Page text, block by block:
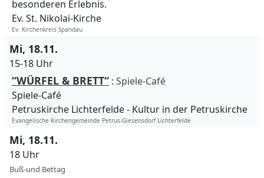
besonderen Erlebnis.
Ev. St. Nikolai-Kirche
Ev. Kirchenkreis Spandau
Mi, 18.11.
15-18 Uhr
“WÜRFEL & BRETT“ : Spiele-Café
Spiele-Café
Petruskirche Lichterfelde
Kultur in der Petruskirche
Evangelische Kirchengemeinde Petrus-Giesensdorf Lichterfelde
Mi, 18.11.
18 Uhr
Buß-und Bettag